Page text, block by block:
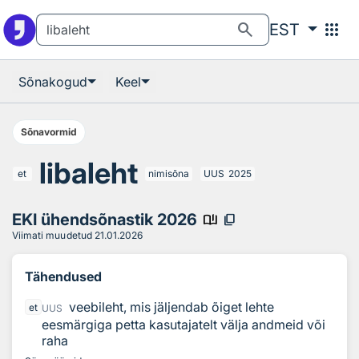
search EST apps
Sõnakogud Keel
Sõnavormid
et libaleht nimisõna UUS 2025
EKI ühendsõnastik 2026 book_ribbon content_copy
Viimati muudetud 21.01.2026
Tähendused
et UUS
veebileht, mis jäljendab õiget lehte
eesmärgiga petta kasutajatelt välja andmeid või
raha